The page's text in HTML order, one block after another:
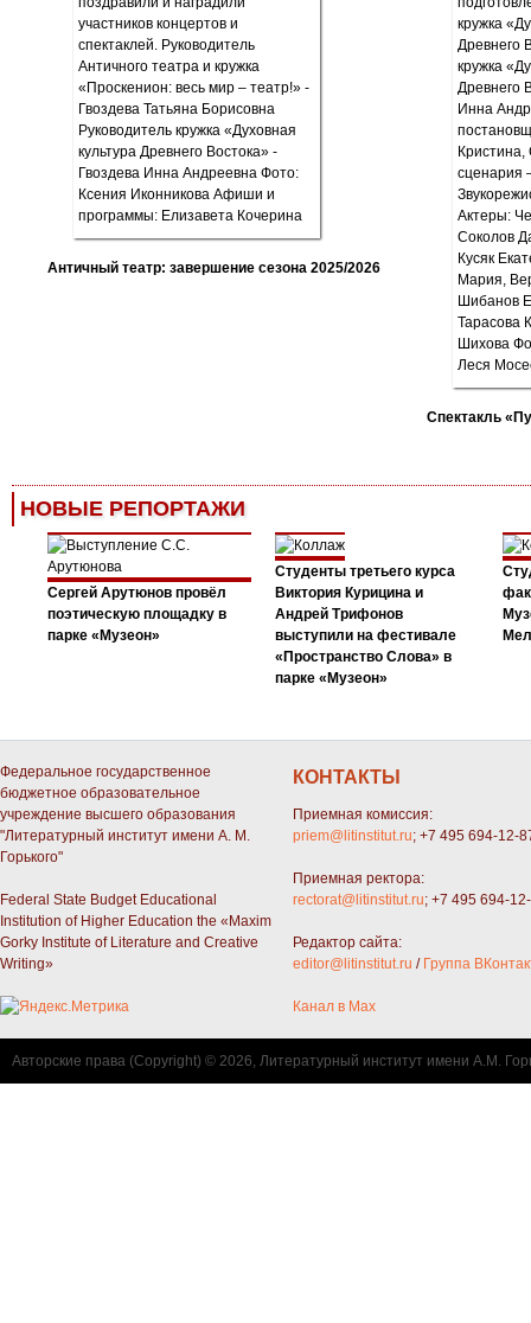
Античный театр: завершение сезона 2025/2026
Спектакль
НОВЫЕ РЕПОРТАЖИ
Сергей Арутюнов провёл
поэтическую площадку в
парке «Музеон»
Студенты третьего курса
Виктория Курицина и
Андрей Трифонов
выступили на фестивале
«Пространство Слова» в
парке «Музеон»
Федеральное государственное
бюджетное образовательное
учреждение высшего образования
"Литературный институт имени А. М.
Горького"
Federal State Budget Educational
Institution of Higher Education the «Maxim
Gorky Institute of Literature and Creative
Writing»
КОНТАКТЫ
Приемная комиссия:
priem@litinstitut.ru; +7 495 694-12-
Приемная ректора:
rectorat@litinstitut.ru; +7 495 694-
Редактор сайта:
editor@litinstitut.ru / Группа
Канал в Max
Авторские права (Copyright) © 2026, Литературный институт имени А.М.